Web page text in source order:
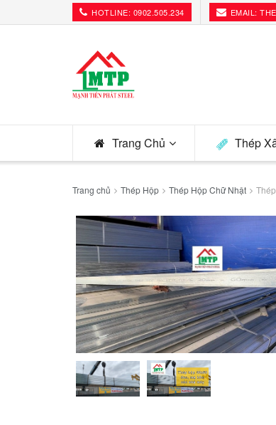
HOTLINE: 0902.505.234 EMAIL:
Trang Chủ Thép
Trang chủ Thép Hộp Thép Hộp Chữ Nhật